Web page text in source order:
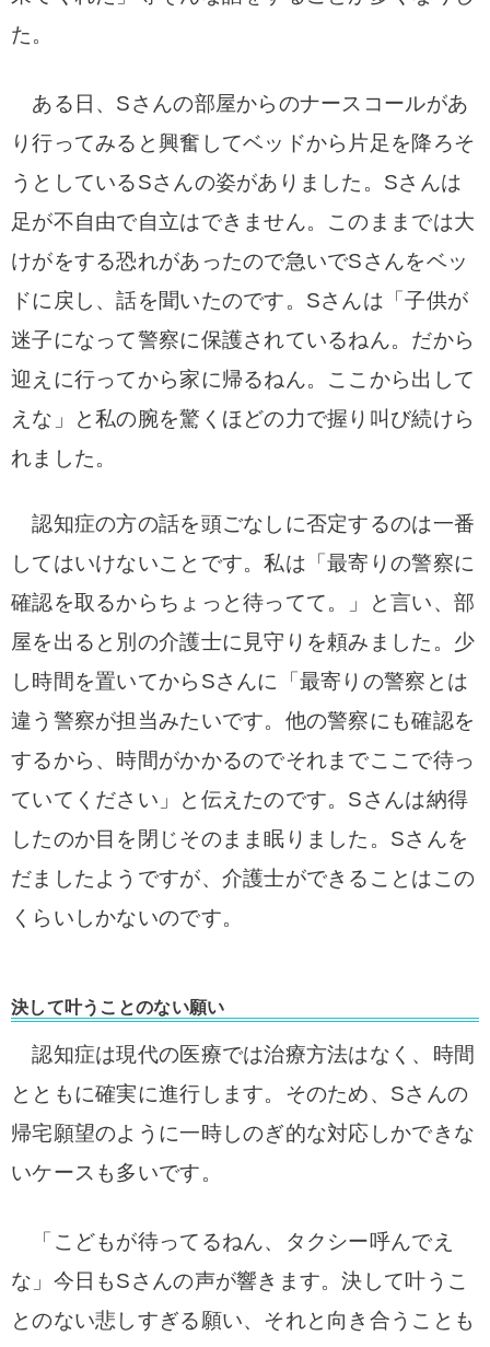
た。
ある日、Sさんの部屋からのナースコールがあ
り行ってみると興奮してベッドから片足を降ろそ
うとしているSさんの姿がありました。Sさんは
足が不自由で自立はできません。このままでは大
けがをする恐れがあったので急いでSさんをベッ
ドに戻し、話を聞いたのです。Sさんは「子供が
迷子になって警察に保護されているねん。だから
迎えに行ってから家に帰るねん。ここから出して
えな」と私の腕を驚くほどの力で握り叫び続けら
れました。
認知症の方の話を頭ごなしに否定するのは一番
してはいけないことです。私は「最寄りの警察に
確認を取るからちょっと待ってて。」と言い、部
屋を出ると別の介護士に見守りを頼みました。少
し時間を置いてからSさんに「最寄りの警察とは
違う警察が担当みたいです。他の警察にも確認を
するから、時間がかかるのでそれまでここで待っ
ていてください」と伝えたのです。Sさんは納得
したのか目を閉じそのまま眠りました。Sさんを
だましたようですが、介護士ができることはこの
くらいしかないのです。
決して叶うことのない願い
認知症は現代の医療では治療方法はなく、時間
とともに確実に進行します。 そのため、Sさんの
帰宅願望のように一時しのぎ的な対応しかできな
いケースも多いです。
「こどもが待ってるねん、タクシー呼んでえ
な」今日もSさんの声が響きます。決して叶うこ
とのない悲しすぎる願い、それと向き合うことも